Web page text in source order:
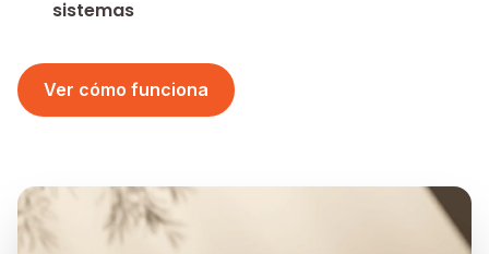
sistemas
Ver cómo funciona